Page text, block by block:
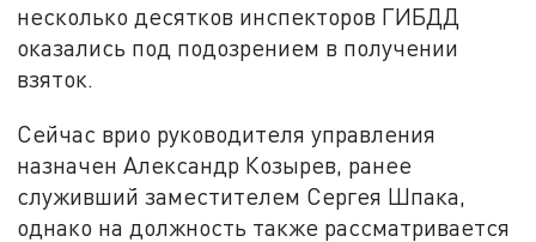
несколько десятков инспекторов ГИБДД
оказались под подозрением в получении
взяток.
Сейчас врио руководителя управления
назначен Александр Козырев, ранее
служивший заместителем Сергея Шпака,
однако на должность также рассматривается